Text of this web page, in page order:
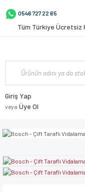
0546 727 22 65
Tüm Türkiye
Giriş Yap
veya Üye Ol